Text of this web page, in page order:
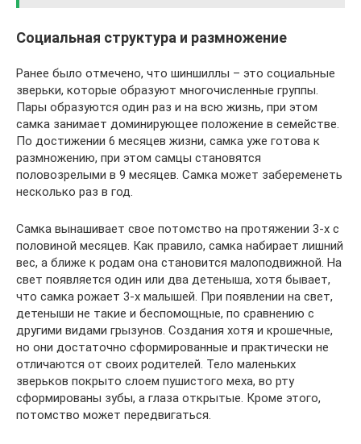
Социальная структура и размножение
Ранее было отмечено, что шиншиллы – это социальные
зверьки, которые образуют многочисленные группы.
Пары образуются один раз и на всю жизнь, при этом
самка занимает доминирующее положение в семействе.
По достижении 6 месяцев жизни, самка уже готова к
размножению, при этом самцы становятся
половозрелыми в 9 месяцев. Самка может забеременеть
несколько раз в год.
Самка вынашивает свое потомство на протяжении 3-х с
половиной месяцев. Как правило, самка набирает лишний
вес, а ближе к родам она становится малоподвижной. На
свет появляется один или два детеныша, хотя бывает,
что самка рожает 3-х малышей. При появлении на свет,
детеныши не такие и беспомощные, по сравнению с
другими видами грызунов. Создания хотя и крошечные,
но они достаточно сформированные и практически не
отличаются от своих родителей. Тело маленьких
зверьков покрыто слоем пушистого меха, во рту
сформированы зубы, а глаза открытые. Кроме этого,
потомство может передвигаться.